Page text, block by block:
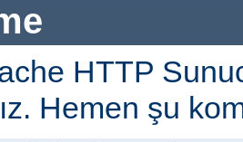
HTTP
Hemen şu